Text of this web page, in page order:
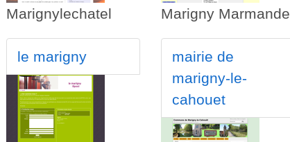
Marignylechatel Marigny Marmande
le marigny
mairie de
marigny-le-
cahouet